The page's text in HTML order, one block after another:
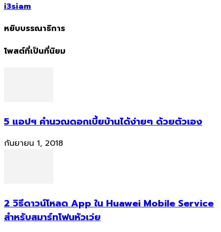
i3siam
หยิบบรรณาธิการ
โพสต์ที่เป็นที่นิยม
5 แอปฯ คำนวณดอกเบี้ยบ้านได้ง่ายๆ ด้วยตัวเอง
กันยายน 1, 2018
2 วิธีดาวน์โหลด App ใน Huawei Mobile Service
สำหรับสมาร์ทโฟนหัวเว่ย